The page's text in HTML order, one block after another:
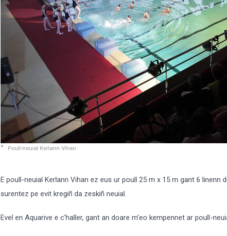
Poull-neuial Kerlann Vihan
E poull-neuial Kerlann Vihan ez eus ur poull 25 m x 15 m gant 6 linenn
surentez pe evit kregiñ da zeskiñ neuial.
Evel en Aquarive e c’haller, gant an doare m’eo kempennet ar poull-